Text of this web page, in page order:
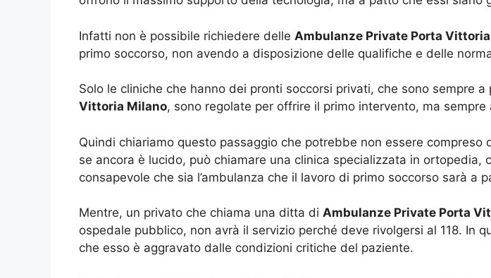
Infatti non è possibile richiedere delle Ambulanze Private Porta
primo soccorso, non avendo a disposizione delle qualifiche e delle
Solo le cliniche che hanno dei pronti soccorsi privati, che sono sempre
Vittoria Milano, sono regolate per offrire il primo intervento, ma sempre
Quindi chiariamo questo passaggio che potrebbe non essere
se ancora è lucido, può chiamare una clinica specializzata in
consapevole che sia l’ambulanza che il lavoro di primo soccorso sarà a
Mentre, un privato che chiama una ditta di Ambulanze Private Porta
ospedale pubblico, non avrà il servizio perché deve rivolgersi al 118. In
che esso è aggravato dalle condizioni critiche del paziente.